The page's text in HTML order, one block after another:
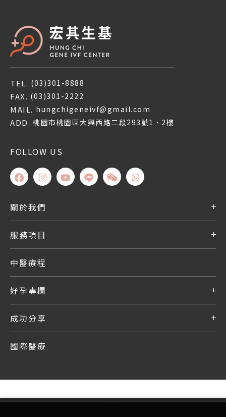
TEL. (03)301-8888
FAX. (03)301-2222
MAIL. hungchigeneivf@gmail.com
ADD. 桃園市桃園區大興西路二段293號1、2樓
FOLLOW US
關於我們
服務項目
中醫療程
好孕專欄
成功分享
國際醫療